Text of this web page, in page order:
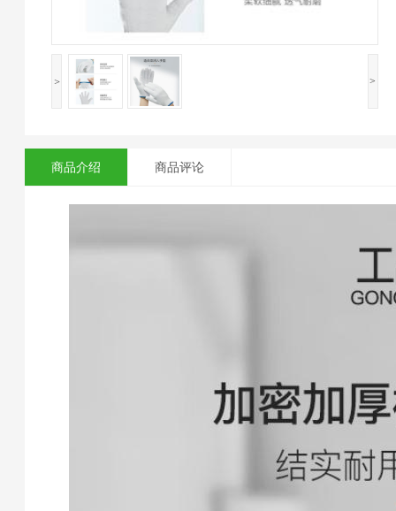
< >
商品介绍 商品评论